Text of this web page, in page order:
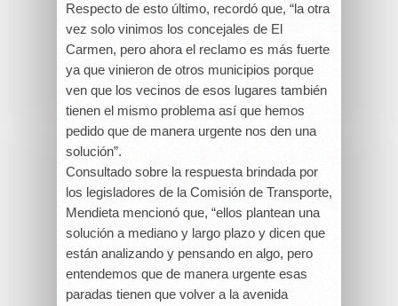
Respecto de esto último, recordó que, “la otra
vez solo vinimos los concejales de El
Carmen, pero ahora el reclamo es más fuerte
ya que vinieron de otros municipios porque
ven que los vecinos de esos lugares también
tienen el mismo problema así que hemos
pedido que de manera urgente nos den una
solución”.
Consultado sobre la respuesta brindada por
los legisladores de la Comisión de Transporte,
Mendieta mencionó que, “ellos plantean una
solución a mediano y largo plazo y dicen que
están analizando y pensando en algo, pero
entendemos que de manera urgente esas
paradas tienen que volver a la avenida